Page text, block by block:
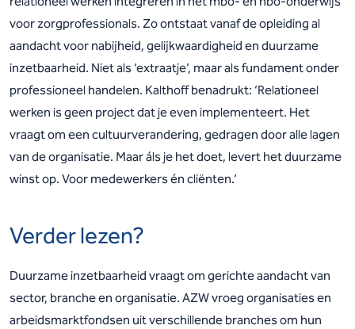
voor zorgprofessionals. Zo ontstaat vanaf de opleiding al
aandacht voor nabijheid, gelijkwaardigheid en duurzame
inzetbaarheid. Niet als ‘extraatje’, maar als fundament onder
professioneel handelen. Kalthoff benadrukt: ‘Relationeel
werken is geen project dat je even implementeert. Het
vraagt om een cultuurverandering, gedragen door alle lagen
van de organisatie. Maar áls je het doet, levert het duurzame
winst op. Voor medewerkers én cliënten.’
Verder lezen?
Duurzame inzetbaarheid vraagt om gerichte aandacht van
sector, branche en organisatie. AZW vroeg organisaties en
arbeidsmarktfondsen uit verschillende branches om hun